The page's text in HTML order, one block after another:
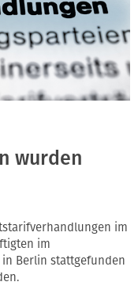
wurden
im
im
in Berlin stattgefunden